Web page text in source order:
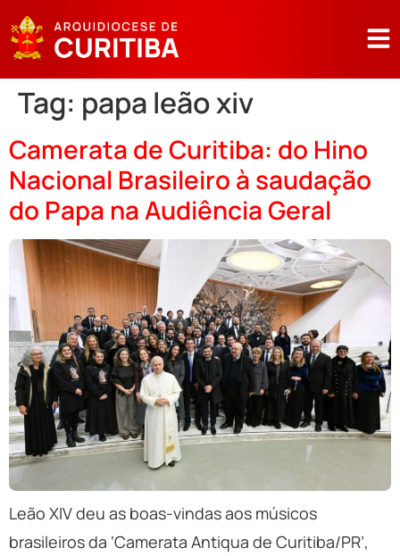
Tag: papa leão xiv
Camerata de Curitiba: do Hino
Nacional Brasileiro à saudação
do Papa na Audiência Geral
Leão XIV deu as boas-vindas aos músicos
brasileiros da ‘Camerata Antiqua de Curitiba/PR’,